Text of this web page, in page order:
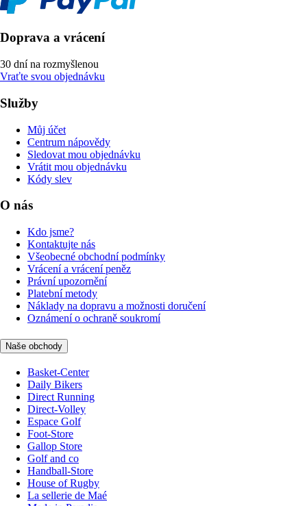
Doprava a vrácení
30 dní na rozmyšlenou
Vraťte svou objednávku
Služby
Můj účet
Centrum nápovědy
Sledovat mou objednávku
Vrátit mou objednávku
Kódy slev
O nás
Kdo jsme?
Kontaktujte nás
Všeobecné obchodní podmínky
Vrácení a vrácení peněz
Právní upozornění
Platební metody
Náklady na dopravu a možnosti doručení
Oznámení o ochraně soukromí
Naše obchody
Basket-Center
Daily Bikers
Direct Running
Direct-Volley
Espace Golf
Foot-Store
Gallop Store
Golf and co
Handball-Store
House of Rugby
La sellerie de Maé